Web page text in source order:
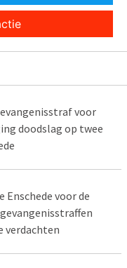
voor
doodslag op twee
voor de
verdachten